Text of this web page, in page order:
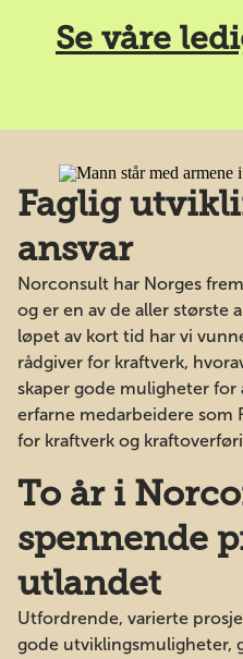
Se våre
Faglig
ansvar
Norconsult har Norges
og er en av de aller største
løpet av kort tid har vi
rådgiver for kraftverk,
skaper gode muligheter for
erfarne medarbeidere som
for kraftverk og
To år i
spennende
utlandet
Utfordrende, varierte
gode utviklingsmuligheter,